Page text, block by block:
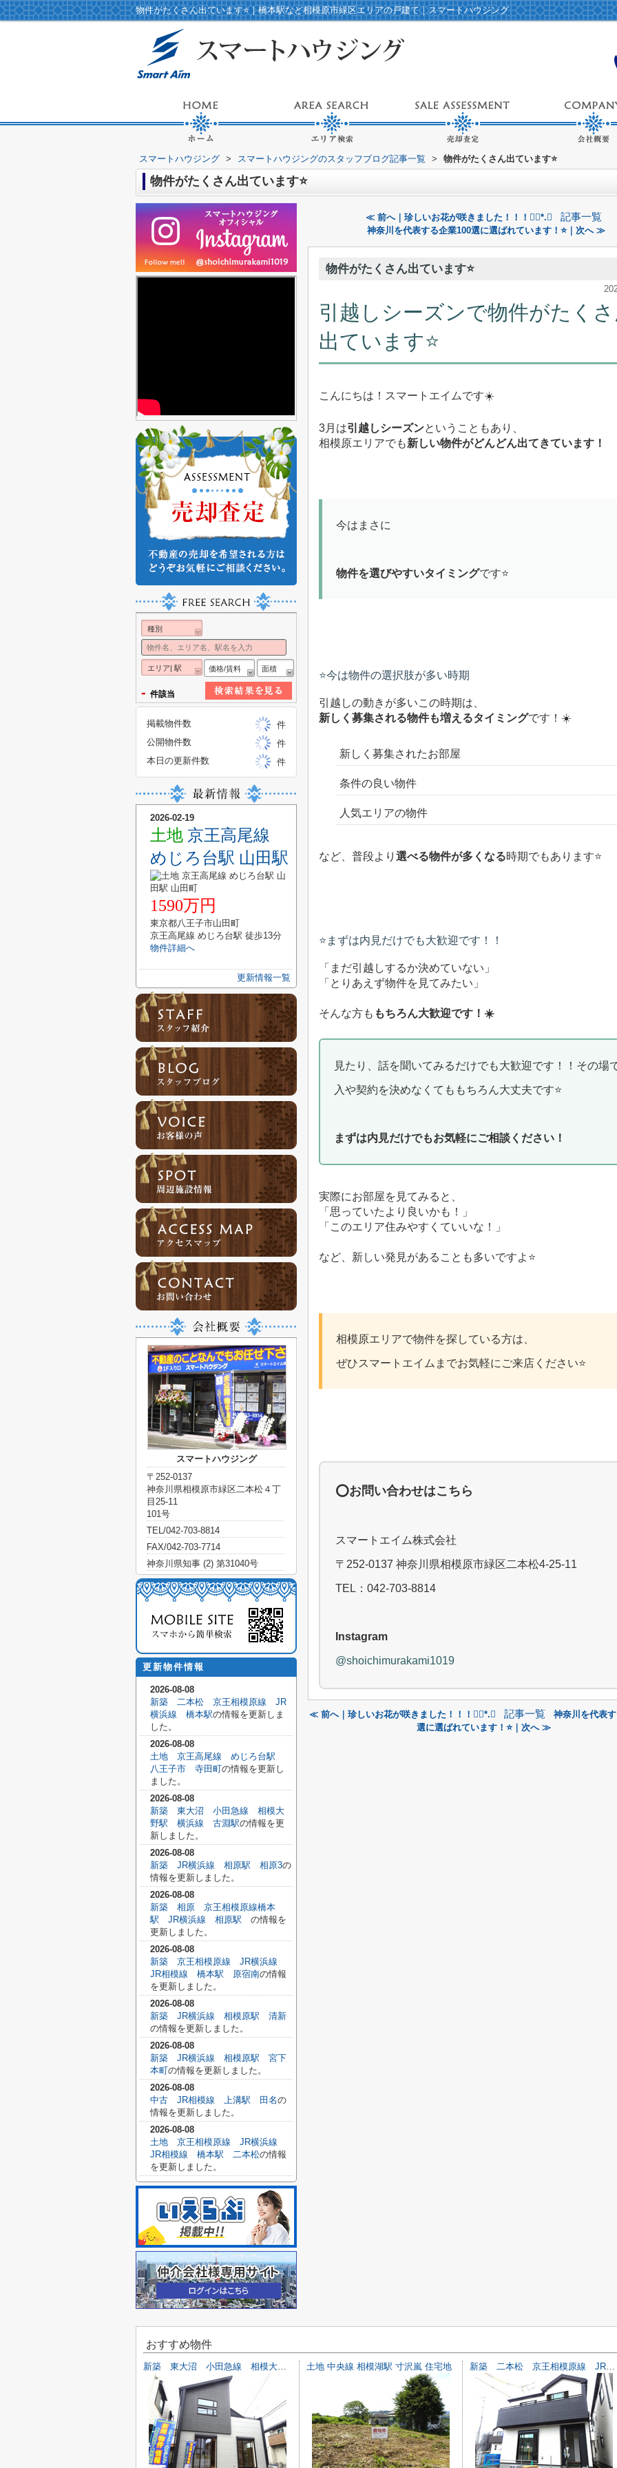
物件がたくさん出ています⭐️｜橋本駅など相模原市緑区エリアの戸建て｜スマートハウジング
スマートハウジング > スマートハウジングのスタッフブログ記事一覧 > 物件がたくさん出ています⭐️
物件がたくさん出ています⭐️
≪ 前へ｜珍しいお花が咲きました！！！❁⃘*.ﾟ 記事一覧
神奈川を代表する企業100選に選ばれています！⭐️｜次へ ≫
物件がたくさん出ています⭐️
引越しシーズンで物件がたく
出ています⭐️
こんにちは！スマートエイムです☀️
3月は引越しシーズンということもあり、
相模原エリアでも新しい物件がどんどん出てきています！
今はまさに
物件を選びやすいタイミングです⭐️
⭐️今は物件の選択肢が多い時期
引越しの動きが多いこの時期は、
新しく募集される物件も増えるタイミングです！☀️
新しく募集されたお部屋
条件の良い物件
人気エリアの物件
など、普段より 選べる物件が多くなる時期でもあります⭐️
⭐️まずは内見だけでも大歓迎です！！
「まだ引越しするか決めていない」
「とりあえず物件を見てみたい」
そんな方も もちろん大歓迎です！☀️
見たり、話を聞いてみるだけでも大歓迎です！！その場
入や契約を決めなくてももちろん大丈夫です⭐️
まずは内見だけでもお気軽にご相談ください！
実際にお部屋を見てみると、
「思っていたより良いかも！」
「このエリア住みやすくていいな！」
など、新しい発見があることも多いですよ⭐️
相模原エリアで物件を探している方は、
ぜひスマートエイムまでお気軽にご来店ください⭐️
⭕️お問い合わせはこちら
スマートエイム株式会社
〒252-0137 神奈川県相模原市緑区二本松4-25-11
TEL：042-703-8814
Instagram
@shoichimurakami1019
≪ 前へ｜珍しいお花が咲きました！！！❁⃘*.ﾟ 記事一覧
神奈川を代表
選に選ばれています！⭐️｜次へ ≫
種別
エリア| 駅 価格/賃料 面積
- 件該当
掲載物件数
件
公開物件数
件
本日の更新件数
件
2026-02-19
土地 京王高尾線
めじろ台駅 山田駅
1590万円
東京都八王子市山田町
京王高尾線 めじろ台駅 徒歩13分
物件詳細へ
更新情報一覧
スマートハウジング
〒252-0137
神奈川県相模原市緑区二本松４丁
目25-11
101号
TEL/042-703-8814
FAX/042-703-7714
神奈川県知事 (2) 第31040号
更新物件情報
2026-08-08
新築 二本松 京王相模原線 JR
横浜線 橋本駅の情報を更新しま
した。
2026-08-08
土地 京王高尾線 めじろ台駅
八王子市 寺田町の情報を更新し
ました。
2026-08-08
新築 東大沼 小田急線 相模大
野駅 横浜線 古淵駅の情報を更
新しました。
2026-08-08
新築 JR横浜線 相原駅 相原3の
情報を更新しました。
2026-08-08
新築 相原 京王相模原線橋本
駅 JR横浜線 相原駅 の情報を
更新しました。
2026-08-08
新築 京王相模原線 JR横浜線
JR相模線 橋本駅 原宿南の情報
を更新しました。
2026-08-08
新築 JR横浜線 相模原駅 清新
の情報を更新しました。
2026-08-08
新築 JR横浜線 相模原駅 宮下
本町の情報を更新しました。
2026-08-08
中古 JR相模線 上溝駅 田名の
情報を更新しました。
2026-08-08
土地 京王相模原線 JR横浜線
JR相模線 橋本駅 二本松の情報
を更新しました。
おすすめ物件
新築 東大沼 小田急線 相模大野駅 横浜線 古淵駅 土地 中央線 相模湖駅 寸沢嵐 住宅地 新築 二本松 京王相模原線 JR横浜線 橋本駅